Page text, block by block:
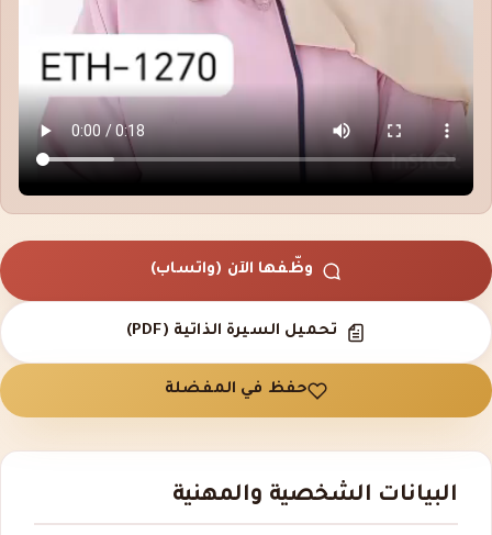
وظّفها الآن (واتساب)
تحميل السيرة الذاتية (PDF)
حفظ في المفضلة
البيانات الشخصية والمهنية